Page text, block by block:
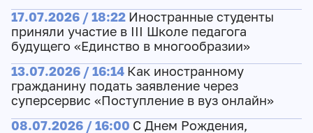
17.07.2026 / 18:22 Иностранные студенты
приняли участие в III Школе педагога
будущего «Единство в многообразии»
13.07.2026 / 16:14 Как иностранному
гражданину подать заявление через
суперсервис «Поступление в вуз онлайн»
08.07.2026 / 16:00 С Днем Рождения,